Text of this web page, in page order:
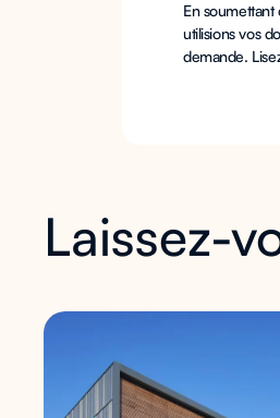
En
utilisions vos
demande.
Laissez-